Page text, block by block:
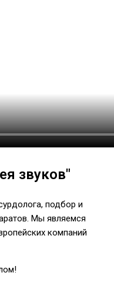
звуков"
подбор и
Мы являемся
компаний